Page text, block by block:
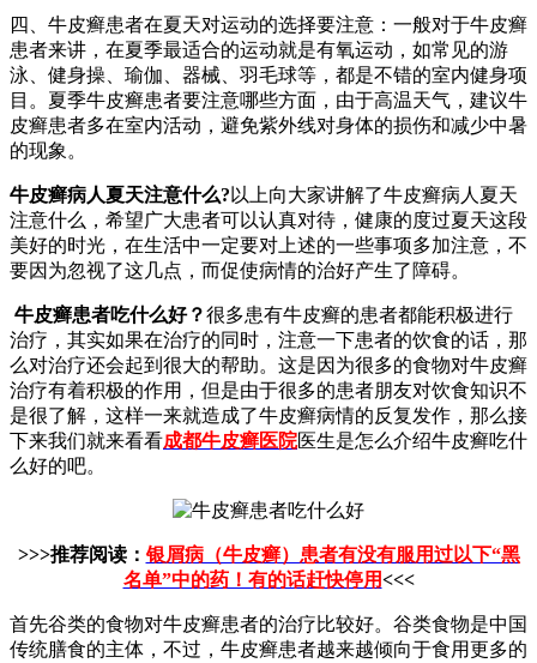
四、牛皮癣患者在夏天对运动的选择要注意：一般对于牛皮癣
患者来讲，在夏季最适合的运动就是有氧运动，如常见的游
泳、健身操、瑜伽、器械、羽毛球等，都是不错的室内健身项
目。夏季牛皮癣患者要注意哪些方面，由于高温天气，建议牛
皮癣患者多在室内活动，避免紫外线对身体的损伤和减少中暑
的现象。
牛皮癣病人夏天注意什么? 以上向大家讲解了牛皮癣病人夏天
注意什么，希望广大患者可以认真对待，健康的度过夏天这段
美好的时光，在生活中一定要对上述的一些事项多加注意，不
要因为忽视了这几点，而促使病情的治好产生了障碍。
牛皮癣患者吃什么好？很多患有牛皮癣的患者都能积极进行
治疗，其实如果在治疗的同时，注意一下患者的饮食的话，那
么对治疗还会起到很大的帮助。这是因为很多的食物对牛皮癣
治疗有着积极的作用，但是由于很多的患者朋友对饮食知识不
是很了解，这样一来就造成了牛皮癣病情的反复发作，那么接
下来我们就来看看成都牛皮癣医院医生是怎么介绍牛皮癣吃什
么好的吧。
>>>推荐阅读：银屑病（牛皮癣）患者有没有服用过以下“黑
名单”中的药！有的话赶快停用<<<
首先谷类的食物对牛皮癣患者的治疗比较好。谷类食物是中国
传统膳食的主体，不过，牛皮癣患者越来越倾向于食用更多的